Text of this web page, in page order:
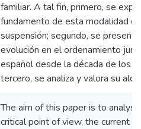
familiar. A tal fin, primero, se
fundamento de esta modalidad de
suspensión; segundo, se
evolución en el ordenamiento
español desde la década de los
tercero, se analiza y valora su
The aim of this paper is to
critical point of view, the current